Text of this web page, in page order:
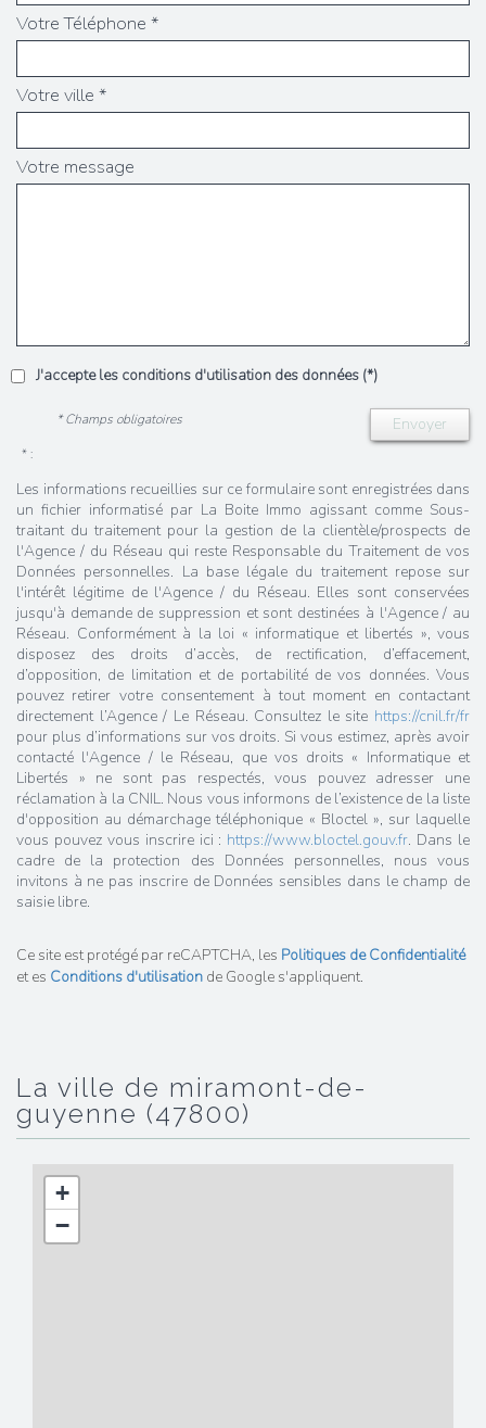
Votre Téléphone *
Votre ville *
Votre message
J'accepte les conditions d'utilisation des données (*)
Envoyer
* Champs obligatoires
* :
Les informations recueillies sur ce formulaire sont enregistrées dans
un fichier informatisé par La Boite Immo agissant comme Sous-
traitant du traitement pour la gestion de la clientèle/prospects de
l'Agence / du Réseau qui reste Responsable du Traitement de vos
Données personnelles. La base légale du traitement repose sur
l'intérêt légitime de l'Agence / du Réseau. Elles sont conservées
jusqu'à demande de suppression et sont destinées à l'Agence / au
Réseau. Conformément à la loi « informatique et libertés », vous
disposez des droits d’accès, de rectification, d’effacement,
d’opposition, de limitation et de portabilité de vos données. Vous
pouvez retirer votre consentement à tout moment en contactant
directement l’Agence / Le Réseau. Consultez le site https://cnil.fr/fr
pour plus d’informations sur vos droits. Si vous estimez, après avoir
contacté l'Agence / le Réseau, que vos droits « Informatique et
Libertés » ne sont pas respectés, vous pouvez adresser une
réclamation à la CNIL. Nous vous informons de l’existence de la liste
d'opposition au démarchage téléphonique « Bloctel », sur laquelle
vous pouvez vous inscrire ici : https://www.bloctel.gouv.fr. Dans le
cadre de la protection des Données personnelles, nous vous
invitons à ne pas inscrire de Données sensibles dans le champ de
saisie libre.
Ce site est protégé par reCAPTCHA, les Politiques de Confidentialité
et es Conditions d'utilisation de Google s'appliquent.
la ville de miramont-de-
guyenne (47800)
+
−